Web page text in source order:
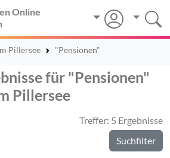
Online
Pillersee "Pensionen"
für "Pensionen"
Pillersee
Treffer: 5 Ergebnisse
Suchfilter